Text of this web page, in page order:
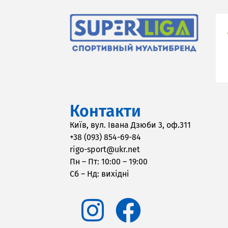
Контакти
Київ, вул. Івана Дзюби 3, оф.311
+38 (093) 854-69-84
rigo-sport@ukr.net
Пн – Пт: 10:00 – 19:00
Сб – Нд: вихідні